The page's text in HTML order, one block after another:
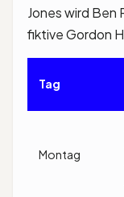
Jones wird Ben
fiktive Gordon
Tag
Montag